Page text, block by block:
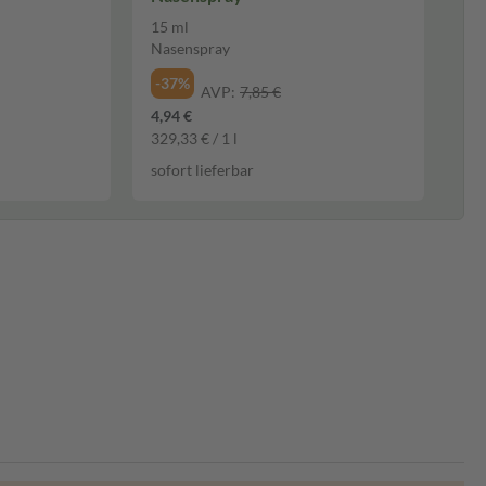
15 ml
Nasenspray
-37%
AVP: 7,85 €
4,94 €
329,33 € / 1 l
sofort lieferbar